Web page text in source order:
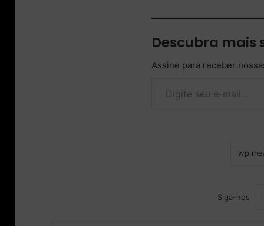
Descubra mais
Assine para receber
Siga-nos